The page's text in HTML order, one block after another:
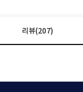
리뷰(207)